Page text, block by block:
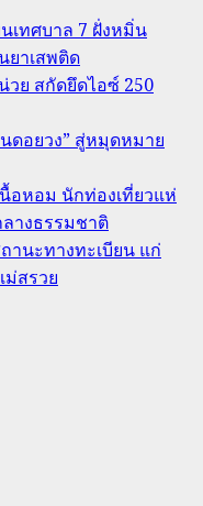
เทศบาล 7 ฝั่งหมิ่น
าเสพติด
ย สกัดยึดไอซ์ 250
ดอยวง” สู่หมุดหมาย
อหอม นักท่องเที่ยวแห่
างธรรมชาติ
นะทางทะเบียน แก่
ม่สรวย